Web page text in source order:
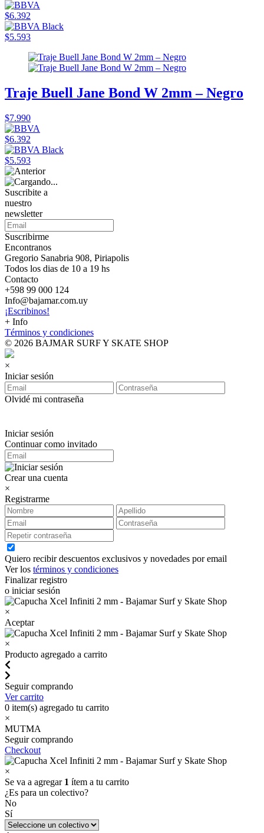
$6.392
$5.593
Traje Buell Jane Bond W 2mm – Negro
$7.990
$6.392
$5.593
Suscribite a
nuestro
newsletter
Suscribirme
Encontranos
Gregorio Sanabria 908, Piriapolis
Todos los dias de 10 a 19 hs
Contacto
+598 99 000 124
Info@bajamar.com.uy
¡Escribinos!
+ Info
Términos y condiciones
© 2026 BAJMAR SURF Y SKATE SHOP
×
Iniciar sesión
Olvidé mi contraseña
Iniciar sesión
Continuar como invitado
Crear una cuenta
×
Registrarme
Quiero recibir descuentos exclusivos y novedades por email
Ver los términos y condiciones
Finalizar registro
o iniciar sesión
×
Aceptar
×
Producto agregado a carrito
Seguir comprando
Ver carrito
0 item(s) agregado tu carrito
×
MUTMA
Seguir comprando
Checkout
×
Se va a agregar 1 ítem a tu carrito
¿Es para un colectivo?
No
Sí